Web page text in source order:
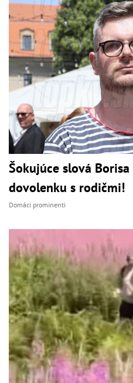
Šokujúce slová
dovolenku s rodičmi!
Domáci prominenti